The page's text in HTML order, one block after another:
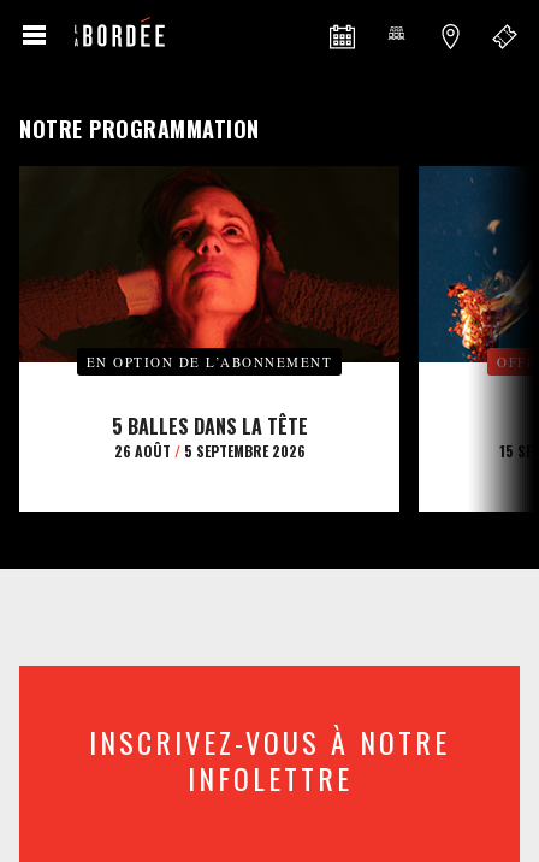
NOTRE PROGRAMMATION
EN OPTION DE L’ABONNEMENT
5 BALLES DANS LA TÊTE
26 AOÛT /5 SEPTEMBRE 2026 15
INSCRIVEZ-VOUS À NOTRE
INFOLETTRE